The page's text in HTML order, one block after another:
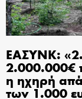
ΕΑΣΥΝΚ:
2.000.000€
η ηχηρή
των 1.000